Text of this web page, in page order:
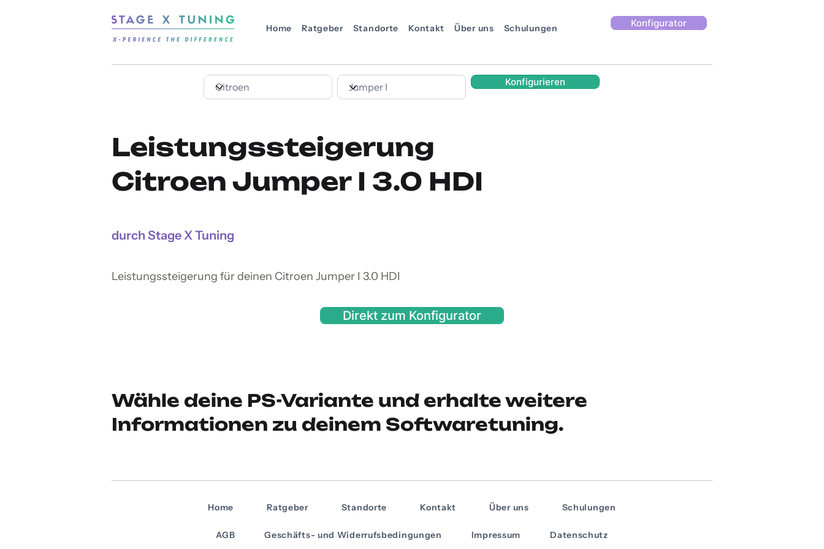
Home Ratgeber Standorte Kontakt Über uns Schulungen Konfigurator
Konfigurieren
Leistungssteigerung
Citroen Jumper I 3.0 HDI
durch Stage X Tuning
Leistungssteigerung für deinen Citroen Jumper I 3.0 HDI
Direkt zum Konfigurator
Wähle deine PS-Variante und erhalte weitere
Informationen zu deinem Softwaretuning.
Home Ratgeber Standorte Kontakt Über uns Schulungen
AGB Geschäfts- und Widerrufsbedingungen Impressum Datenschutz